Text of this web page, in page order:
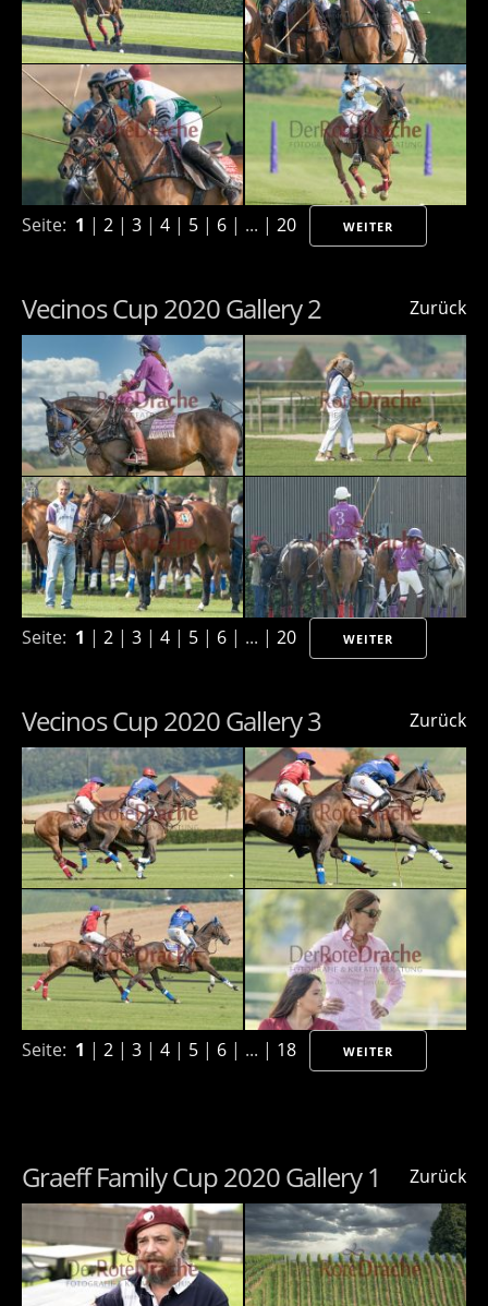
Seite: 1 | 2 | 3 | 4 | 5 | 6 | ... | 20 WEITER
Zurück
Vecinos Cup 2020 Gallery 2
Seite: 1 | 2 | 3 | 4 | 5 | 6 | ... | 20 WEITER
Zurück
Vecinos Cup 2020 Gallery 3
Seite: 1 | 2 | 3 | 4 | 5 | 6 | ... | 18 WEITER
Zurück
Graeff Family Cup 2020 Gallery 1